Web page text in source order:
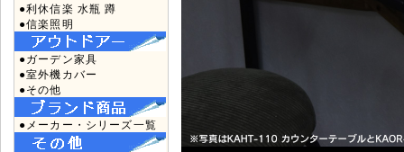
●利休信楽 水瓶 蹲
●信楽照明
●ガーデン家具
●室外機カバー
●その他
●メーカー・シリーズ一覧